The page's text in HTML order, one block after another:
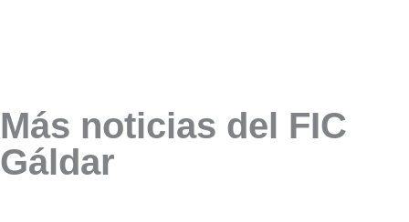
Más noticias del FIC
Gáldar